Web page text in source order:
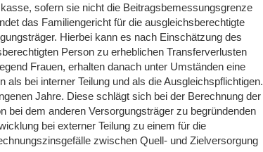
sofern sie nicht die Beitragsbemessungsgrenze
das Familiengericht für die ausgleichsberechtigte
Hierbei kann es nach Einschätzung des
Person zu erheblichen Transferverlusten
Frauen, erhalten danach unter Umständen eine
bei interner Teilung und als die Ausgleichspflichtigen.
Jahre. Diese schlägt sich bei der Berechnung der
bei dem anderen Versorgungsträger zu begründenden
bei externer Teilung zu einem für die
zwischen Quell- und Zielversorgung